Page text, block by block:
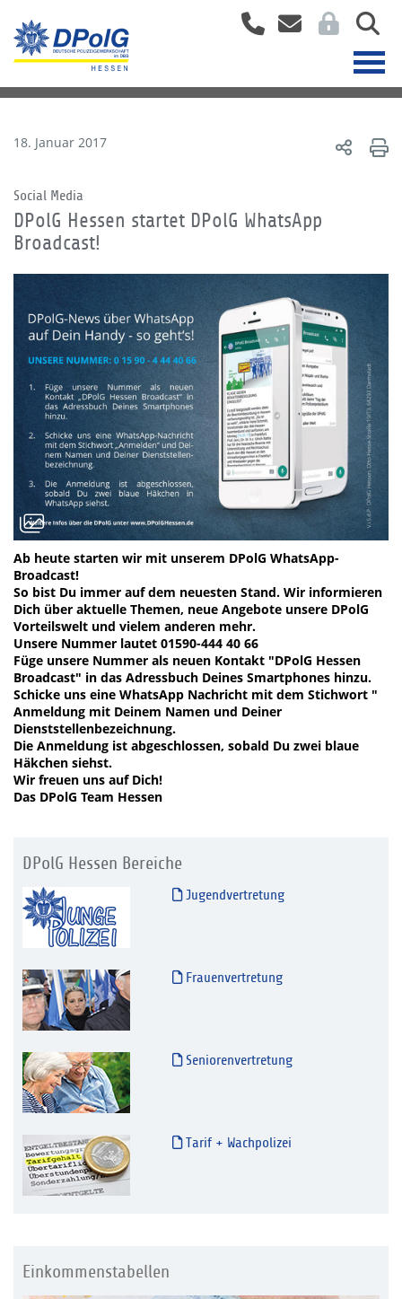
18. Januar 2017
Social Media
DPolG Hessen startet DPolG WhatsApp
Broadcast!
Ab heute starten wir mit unserem DPolG WhatsApp-
Broadcast!
So bist Du immer auf dem neuesten Stand. Wir informieren
Dich über aktuelle Themen, neue Angebote unsere DPolG
Vorteilswelt und vielem anderen mehr.
Unsere Nummer lautet 01590-444 40 66
Füge unsere Nummer als neuen Kontakt "DPolG Hessen
Broadcast" in das Adressbuch Deines Smartphones hinzu.
Schicke uns eine WhatsApp Nachricht mit dem Stichwort "
Anmeldung mit Deinem Namen und Deiner
Dienststellenbezeichnung.
Die Anmeldung ist abgeschlossen, sobald Du zwei blaue
Häkchen siehst.
Wir freuen uns auf Dich!
Das DPolG Team Hessen
DPolG Hessen Bereiche
Jugendvertretung
Frauenvertretung
Seniorenvertretung
Tarif + Wachpolizei
Einkommenstabellen